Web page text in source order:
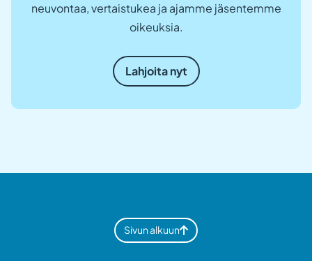
neuvontaa, vertaistukea ja ajamme jäsentemme
oikeuksia.
Lahjoita nyt
Sivun alkuun